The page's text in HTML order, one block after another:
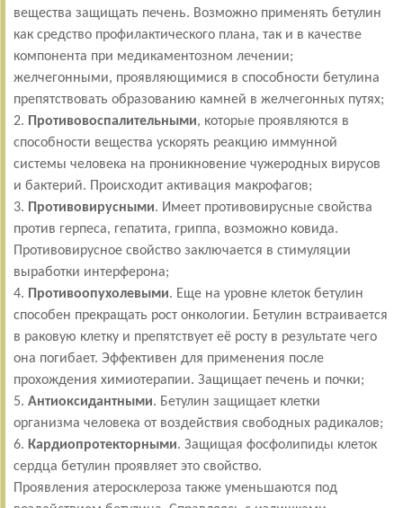
вещества защищать печень. Возможно применять бетулин
как средство профилактического плана, так и в качестве
компонента при медикаментозном лечении;
желчегонными, проявляющимися в способности бетулина
препятствовать образованию камней в желчегонных путях;
2. Противовоспалительными, которые проявляются в
способности вещества ускорять реакцию иммунной
системы человека на проникновение чужеродных вирусов
и бактерий. Происходит активация макрофагов;
3. Противовирусными. Имеет противовирусные свойства
против герпеса, гепатита, гриппа, возможно ковида.
Противовирусное свойство заключается в стимуляции
выработки интерферона;
4. Противоопухолевыми. Еще на уровне клеток бетулин
способен прекращать рост онкологии. Бетулин встраивается
в раковую клетку и препятствует её росту в результате чего
она погибает. Эффективен для применения после
прохождения химиотерапии. Защищает печень и почки;
5. Антиоксидантными. Бетулин защищает клетки
организма человека от воздействия свободных радикалов;
6. Кардиопротекторными. Защищая фосфолипиды клеток
сердца бетулин проявляет это свойство.
Проявления атеросклероза также уменьшаются под